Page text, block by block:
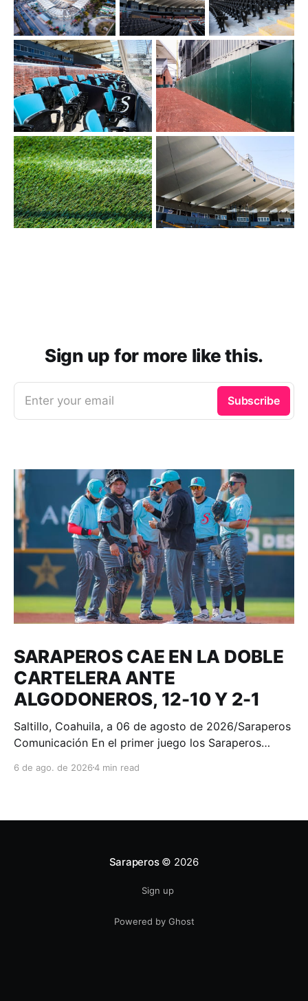
Sign up for more like this.
Enter your email Subscribe
SARAPEROS CAE EN LA DOBLE
CARTELERA ANTE
ALGODONEROS, 12-10 Y 2-1
Saltillo, Coahuila, a 06 de agosto de 2026/Saraperos
Comunicación En el primer juego los Saraperos
Colás y Christian Villanueva conectaron sencillos
del primer episodio con
6 de ago. de 20264 min read
Saraperos© 2026
Sign up
Powered by Ghost